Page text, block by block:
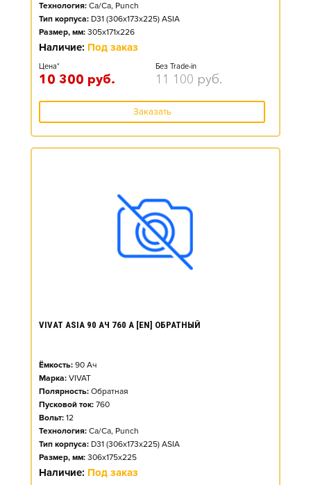
Технология: Ca/Ca, Punch
Тип корпуса: D31 (306x173x225) ASIA
Размер, мм: 305x171x226
Наличие: Под заказ
Цена*
10 300 руб.
Без Trade-in
11 100 руб.
Заказать
VIVAT ASIA 90 АЧ 760 А [EN] ОБРАТНЫЙ
Ёмкость: 90 Ач
Марка: VIVAT
Полярность: Обратная
Пусковой ток: 760
Вольт: 12
Технология: Ca/Ca, Punch
Тип корпуса: D31 (306x173x225) ASIA
Размер, мм: 306x175x225
Наличие: Под заказ